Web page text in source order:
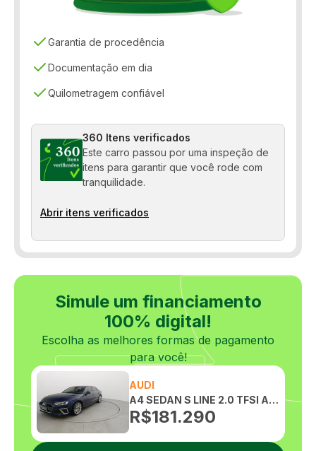
Garantia de procedência
Documentação em dia
Quilometragem confiável
360 Itens verificados
Este carro passou por uma inspeção de
itens para garantir que você rode com
tranquilidade.
Abrir itens verificados
Simule um financiamento
100% digital!
Escolha as melhores formas de pagamento
para você!
AUDI
A4 SEDAN S LINE 2.0 TFSI AUTOMATICO
R$181.290